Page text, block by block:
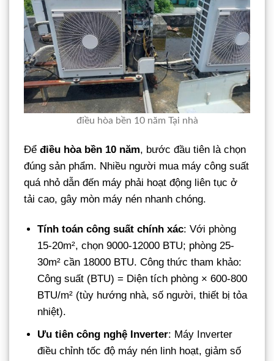
điều hòa bền 10 năm Tại nhà
Để điều hòa bền 10 năm, bước đầu tiên là chọn
đúng sản phẩm. Nhiều người mua máy công suất
quá nhỏ dẫn đến máy phải hoạt động liên tục ở
tải cao, gây mòn máy nén nhanh chóng.
Tính toán công suất chính xác: Với phòng
15-20m², chọn 9000-12000 BTU; phòng 25-
30m² cần 18000 BTU. Công thức tham khảo:
Công suất (BTU) = Diện tích phòng × 600-800
BTU/m² (tùy hướng nhà, số người, thiết bị tỏa
nhiệt).
Ưu tiên công nghệ Inverter: Máy Inverter
điều chỉnh tốc độ máy nén linh hoạt, giảm số